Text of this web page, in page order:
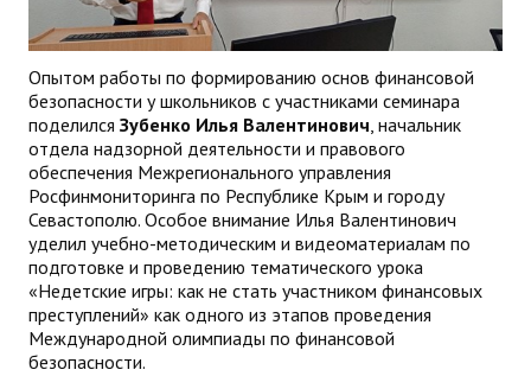
Опытом работы по формированию основ финансовой
безопасности у школьников с участниками семинара
поделился Зубенко Илья Валентинович, начальник
отдела надзорной деятельности и правового
обеспечения Межрегионального управления
Росфинмониторинга по Республике Крым и городу
Севастополю. Особое внимание Илья Валентинович
уделил учебно-методическим и видеоматериалам по
подготовке и проведению тематического урока
«Недетские игры: как не стать участником финансовых
преступлений» как одного из этапов проведения
Международной олимпиады по финансовой
безопасности.